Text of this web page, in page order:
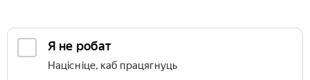
Я не робат
Націсніце, каб працягнуць